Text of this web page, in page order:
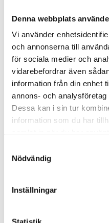
Denna webbplats
Vi använder
och annonserna till
för sociala medier och
vidarebefordrar även
information från din enhet
annons- och
Dessa kan i sin tur
information som du har
Nödvändig
Inställningar